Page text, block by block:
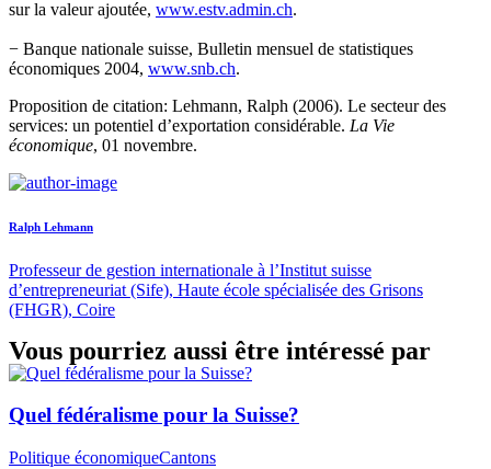
sur la valeur ajoutée, www.estv.admin.ch.
− Banque nationale suisse, Bulletin mensuel de statistiques
économiques 2004, www.snb.ch.
Proposition de citation: Lehmann, Ralph (2006). Le secteur des
services: un potentiel d’exportation considérable. La Vie
économique, 01 novembre.
Ralph Lehmann
Professeur de gestion internationale à l’Institut suisse
d’entrepreneuriat (Sife), Haute école spécialisée des Grisons
(FHGR), Coire
Vous pourriez aussi être intéressé par
Quel fédéralisme pour la Suisse?
Politique économiqueCantons